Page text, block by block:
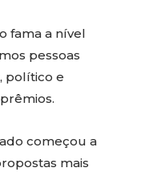
fama a nível
pessoas
político e
começou a
mais